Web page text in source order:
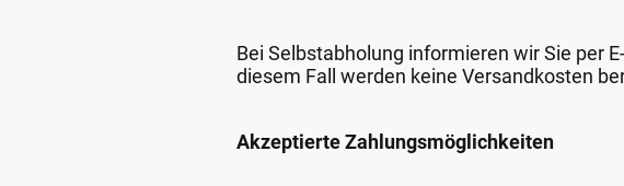
Bei Selbstabholung informieren wir Sie per
diesem Fall werden keine Versandkosten
Akzeptierte Zahlungsmöglichkeiten